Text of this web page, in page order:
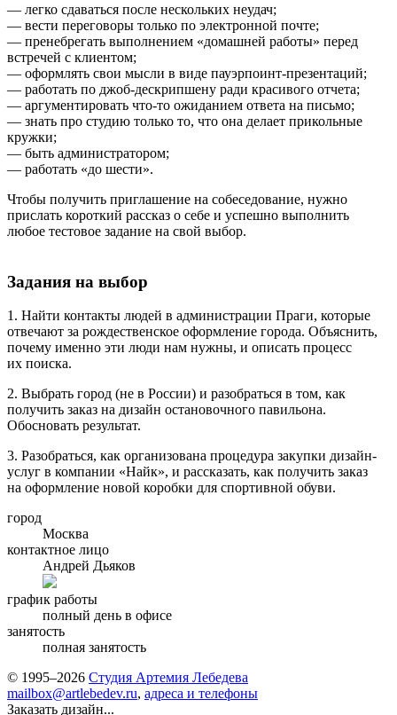
— легко сдаваться после нескольких неудач;
— вести переговоры только по электронной почте;
— пренебрегать выполнением «домашней работы» перед
встречей с клиентом;
— оформлять свои мысли в виде пауэрпоинт-презентаций;
— работать по джоб-дескрипшену ради красивого отчета;
— аргументировать что-то ожиданием ответа на письмо;
— знать про студию только то, что она делает прикольные
кружки;
— быть администратором;
— работать «до шести».
Чтобы получить приглашение на собеседование, нужно
прислать короткий рассказ о себе и успешно выполнить
любое тестовое задание на свой выбор.
Задания на выбор
1. Найти контакты людей в администрации Праги, которые
отвечают за рождественское оформление города. Объяснить,
почему именно эти люди нам нужны, и описать процесс
их поиска.
2. Выбрать город (не в России) и разобраться в том, как
получить заказ на дизайн остановочного павильона.
Обосновать результат.
3. Разобраться, как организована процедура закупки дизайн-
услуг в компании «Найк», и рассказать, как получить заказ
на оформление новой коробки для спортивной обуви.
город
Москва
контактное лицо
Андрей Дьяков
график работы
полный день в офисе
занятость
полная занятость
© 1995–2026 Студия Артемия Лебедева
mailbox@artlebedev.ru, адреса и телефоны
Заказать дизайн...